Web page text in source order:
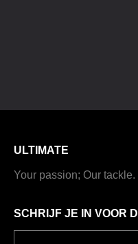
ULTIMATE
Your passion; Our tackle.
SCHRIJF JE IN VOOR